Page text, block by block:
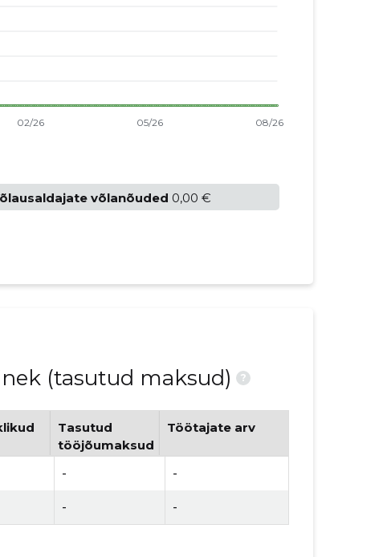
võlanõuded 0,00 €
(tasutud maksud)
?
Tasutud
tööjõumaksud
Töötajate arv
- -
- -